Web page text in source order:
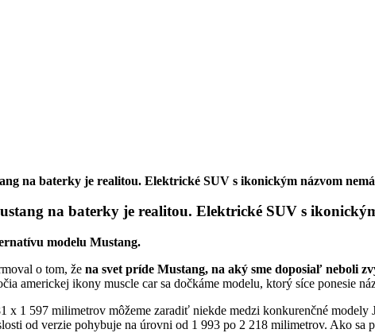
na baterky je realitou. Elektrické SUV s ikonickým názvom
na baterky je realitou. Elektrické SUV s
modelu Mustang.
o tom, že na svet príde Mustang, na aký sme doposiaľ neboli
americkej ikony muscle car sa dočkáme modelu, ktorý síce ponesie
x 1 597 milimetrov môžeme zaradiť niekde medzi konkurenčné
od verzie pohybuje na úrovni od 1 993 po 2 218 milimetrov. Ako sa